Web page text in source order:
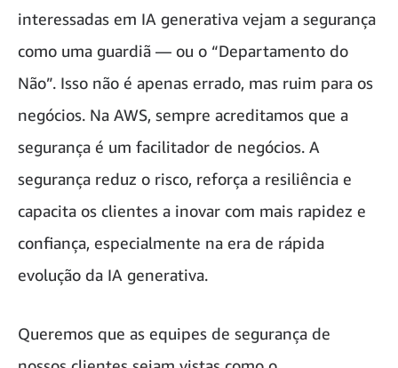
interessadas em IA generativa vejam a segurança
como uma guardiã — ou o “Departamento do
Não”. Isso não é apenas errado, mas ruim para os
negócios. Na AWS, sempre acreditamos que a
segurança é um facilitador de negócios. A
segurança reduz o risco, reforça a resiliência e
capacita os clientes a inovar com mais rapidez e
confiança, especialmente na era de rápida
evolução da IA generativa.
Queremos que as equipes de segurança de